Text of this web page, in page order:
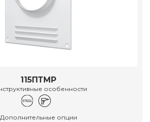
115ПТМР
особенности
Дополнительные опции